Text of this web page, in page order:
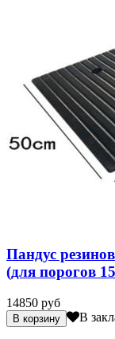
Пандус
(для порогов
14850 руб
В